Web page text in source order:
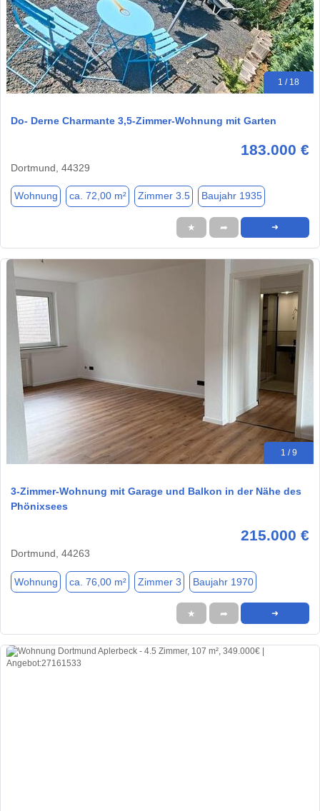
1 / 18
Do- Derne Charmante 3,5-Zimmer-Wohnung mit Garten
183.000 €
Dortmund, 44329
Wohnung ca. 72,00 m² Zimmer 3.5 Baujahr 1935
★ ➦ ➜
1 / 9
3-Zimmer-Wohnung mit Garage und Balkon in der Nähe des
Phönixsees
215.000 €
Dortmund, 44263
Wohnung ca. 76,00 m² Zimmer 3 Baujahr 1970
★ ➦ ➜